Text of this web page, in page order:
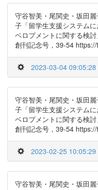
守谷智美・尾関史・坂田
子「留学生支援システム
ベロプメントに関する検
創刊記念号，39-54
2023-03-04 09:05:28
守谷智美・尾関史・坂田
子「留学生支援システム
ベロプメントに関する検
創刊記念号，39-54
2023-02-25 10:05:29
守谷智美・尾関史・坂田